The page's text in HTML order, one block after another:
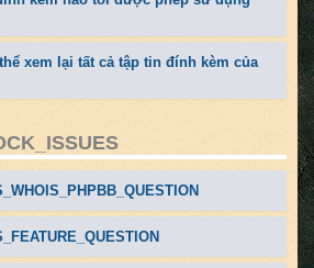
xem lại tất cả tập tin đính kèm của